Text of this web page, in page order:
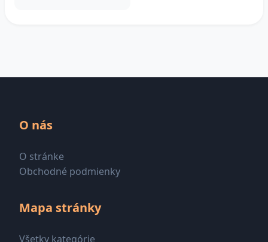
O nás
O stránke
Obchodné podmienky
Mapa stránky
Všetky kategórie